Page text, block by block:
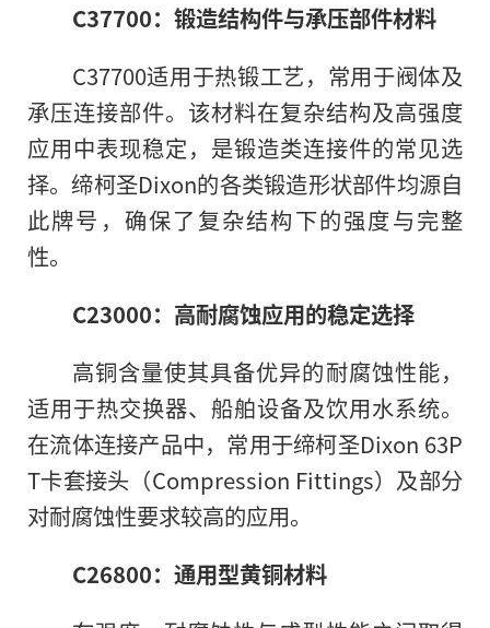
C37700：锻造结构件与承压部件材料
C37700适用于热锻工艺，常用于阀体及
承压连接部件。该材料在复杂结构及高强度
应用中表现稳定，是锻造类连接件的常见选
择。缔柯圣Dixon的各类锻造形状部件均源自
此牌号，确保了复杂结构下的强度与完整
性。
C23000：高耐腐蚀应用的稳定选择
高铜含量使其具备优异的耐腐蚀性能，
适用于热交换器、船舶设备及饮用水系统。
在流体连接产品中，常用于缔柯圣Dixon 63P
T卡套接头（Compression Fittings）及部分
对耐腐蚀性要求较高的应用。
C26800：通用型黄铜材料